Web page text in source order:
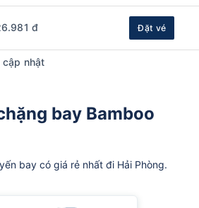
đ Đặt vé
nhật
bay Bamboo
bay có giá rẻ nhất đi Hải Phòng.